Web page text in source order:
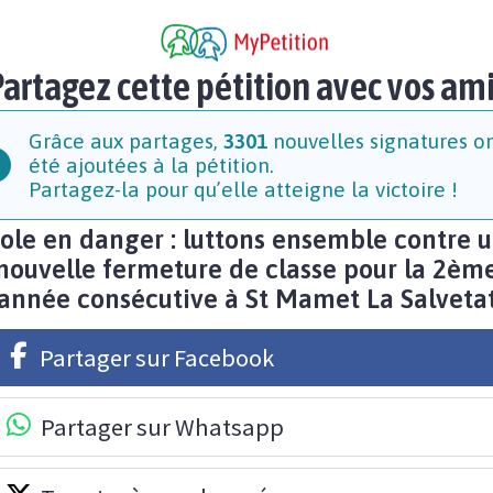
cette pétition avec vos
Grâce aux partages, 3301nouvelles signatures
été ajoutées à la pétition.
Partagez-la pour qu’elle atteigne la victoire !
en danger : luttons ensemble contre
fermeture de classe pour la
consécutive à St Mamet La
Partager sur Facebook
Partager sur Whatsapp